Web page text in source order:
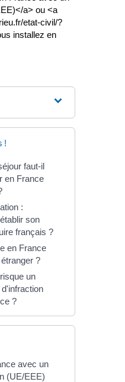
a> ou <a
etat-civil/?
installez en
!
faut-il
en France
:
son
français ?
en France
?
un
?
avec un
(UE/EEE)